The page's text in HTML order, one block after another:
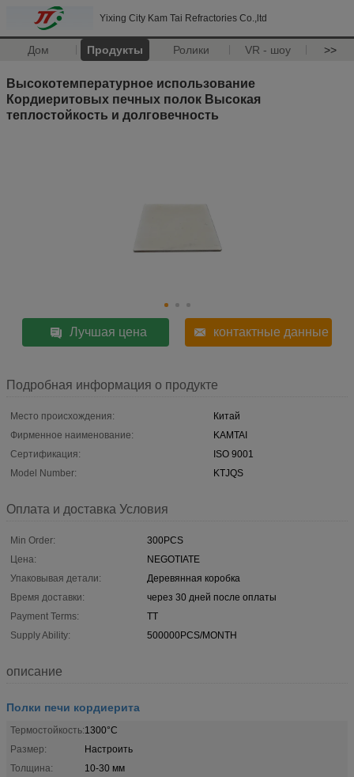
Yixing City Kam Tai Refractories Co.,ltd
Дом Продукты Ролики VR - шоу >>
Высокотемпературное использование
Кордиеритовых печных полок Высокая
теплостойкость и долговечность
Лучшая цена контактные данные
Подробная информация о продукте
Место происхождения:
Китай
Фирменное наименование:
KAMTAI
Сертификация:
ISO 9001
Model Number:
KTJQS
Оплата и доставка Условия
Min Order:
300PCS
Цена:
NEGOTIATE
Упаковывая детали:
Деревянная коробка
Время доставки:
через 30 дней после оплаты
Payment Terms:
TT
Supply Ability:
500000PCS/MONTH
описание
Полки печи кордиерита
Термостойкость:1300°C
Размер:
Настроить
Толщина:
10-30 мм